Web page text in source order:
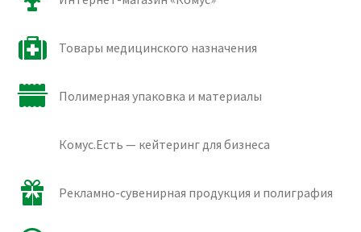
Товары медицинского назначения
Полимерная упаковка и материалы
Комус.Есть — кейтеринг для бизнеса
Рекламно-сувенирная продукция и полиграфия